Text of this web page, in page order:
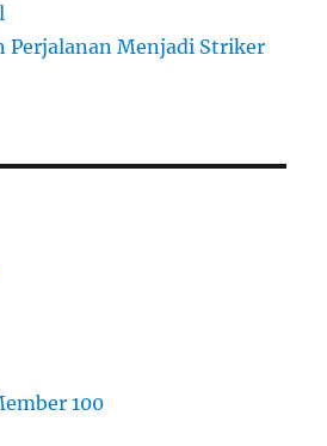
Perjalanan Menjadi Striker
100